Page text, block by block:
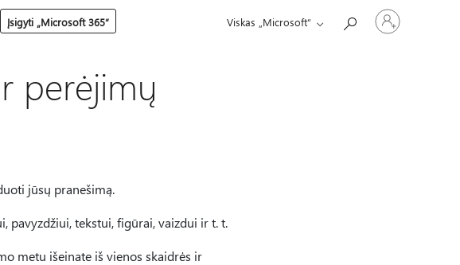
Įsigyti „Microsoft 365“ Viskas „Microsoft“
Prisijunkite
prie
paskyros
perėjimų
jūsų pranešimą.
pavyzdžiui, tekstui, figūrai, vaizdui ir t. t.
metu išeinate iš vienos skaidrės ir